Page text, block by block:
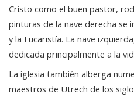
Cristo como el buen pastor,
pinturas de la nave derecha se
y la Eucaristía. La nave
dedicada principalmente a la
La iglesia también alberga
maestros de Utrech de los